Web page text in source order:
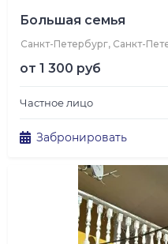
Большая семья
Санкт-Петербург, Санкт-
от 1 300 руб
Частное лицо
Забронировать